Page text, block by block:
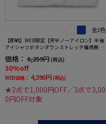
全2色
【即納】WEB限定【完全ノーアイロン】半袖
アイシャツボタンダウンストレッチ織柄無地i-
価格： 6,259円 (税込)
30%off
WEB価格： 4,390円 (税込)
★2点で1,000円OFF／3点で3,00
0円OFF対象